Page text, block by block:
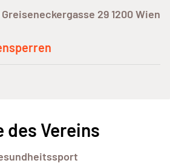
29 1200 Wien
Vereins